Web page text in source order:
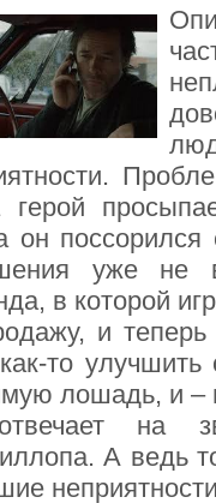
герой
он
уже не
в которой
и
то
лошадь, и –
на
А ведь